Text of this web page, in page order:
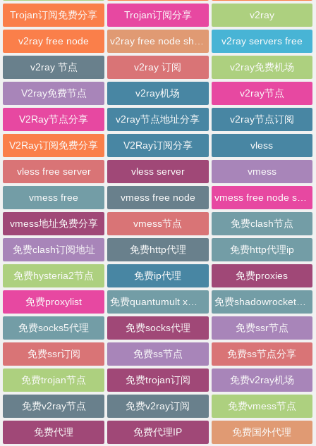
Trojan订阅免费分享 Trojan订阅分享 v2ray
v2ray free node v2ray servers free
v2ray 节点 v2ray 订阅 v2ray免费机场
V2ray免费节点 v2ray机场 v2ray节点
V2Ray节点分享 v2ray节点地址分享 v2ray节点订阅
V2Ray订阅免费分享 V2Ray订阅分享 vless
vless free server vless server vmess
vmess free vmess free node vmess free node sharing
vmess地址免费分享 vmess节点 免费clash节点
免费clash订阅地址 免费http代理 免费http代理ip
免费hysteria2节点 免费ip代理 免费proxies
免费proxylist 免费shadowrocket节点
免费socks5代理 免费socks代理 免费ssr节点
免费ssr订阅 免费ss节点 免费ss节点分享
免费trojan节点 免费trojan订阅 免费v2ray机场
免费v2ray节点 免费v2ray订阅 免费vmess节点
免费代理 免费代理IP 免费国外代理